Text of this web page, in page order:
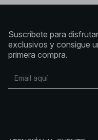
Suscríbete para
exclusivos y consigue
primera compra.